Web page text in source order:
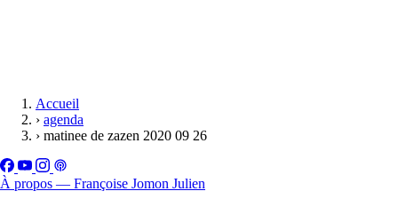
Accueil
› agenda
› matinee de zazen 2020 09 26
À propos — Françoise Jomon Julien